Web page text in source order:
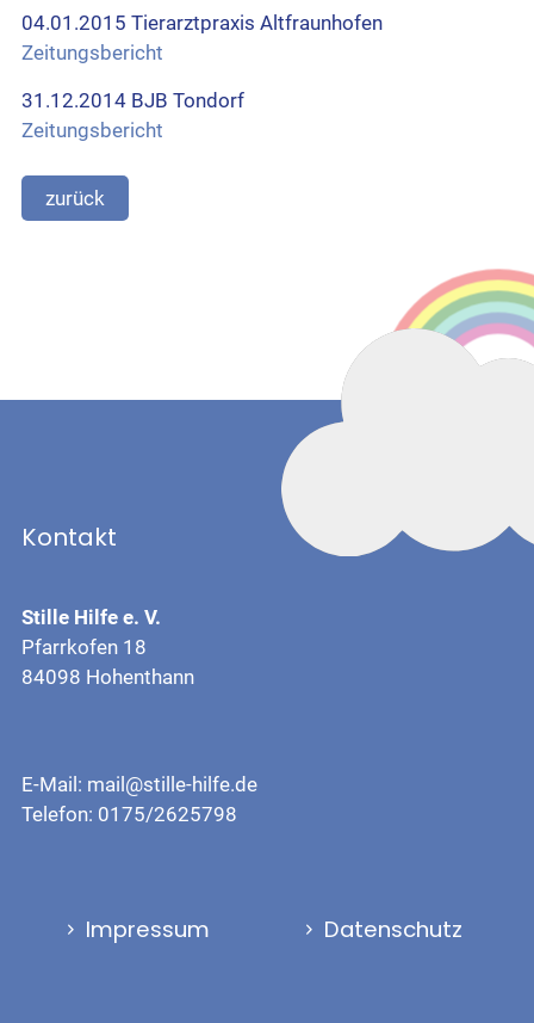
04.01.2015 Tierarztpraxis Altfraunhofen
Zeitungsbericht
31.12.2014 BJB Tondorf
Zeitungsbericht
zurück
Kontakt
Stille Hilfe e. V.
Pfarrkofen 18
84098 Hohenthann
E-Mail: mail@stille-hilfe.de
Telefon: 0175/2625798
Impressum Datenschutz